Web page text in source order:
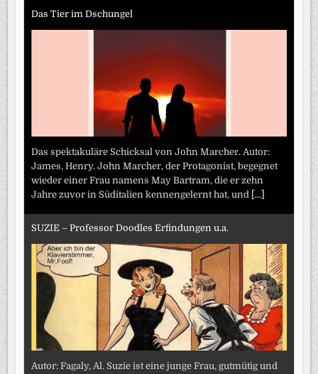
Das Tier im Dschungel
Das spektakuläre Schicksal von John Marcher. Autor:
James, Henry. John Marcher, der Protagonist, begegnet
wieder einer Frau namens May Bartram, die er zehn
Jahre zuvor in Süditalien kennengelernt hat, und [...]
SUZIE – Professor Doodles Erfindungen u.a.
Autor: Fagaly, Al. Suzie ist eine junge Frau, gutmütig und